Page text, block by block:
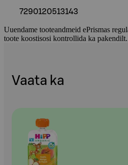
7290120513143
Uuendame tooteandmeid ePrismas
toote koostisosi kontrollida ka pakendilt.
Vaata ka